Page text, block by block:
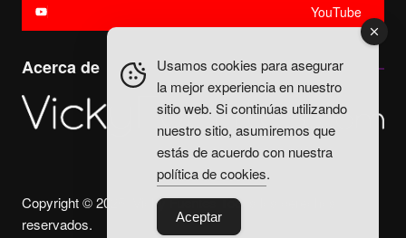
YouTube
Acerca de
Copyright © 2025. Vicky Fuentes Todos los derechos
reservados.
Usamos cookies para asegurar
la mejor experiencia en nuestro
sitio web. Si continúas utilizando
nuestro sitio, asumiremos que
estás de acuerdo con nuestra
política de cookies.
Aceptar